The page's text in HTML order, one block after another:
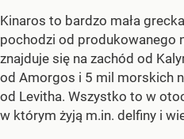
Kinaros to bardzo mała
pochodzi od produkowanego
znajduje się na zachód od
od Amorgos i 5 mil morskich
od Levitha. Wszystko to w
w którym żyją m.in. delfiny i